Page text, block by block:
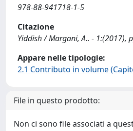
978-88-941718-1-5
Citazione
Yiddish / Margani, A.. - 1:(2017),
Appare nelle tipologie:
2.1 Contributo in volume
File in questo prodotto:
Non ci sono file associati a